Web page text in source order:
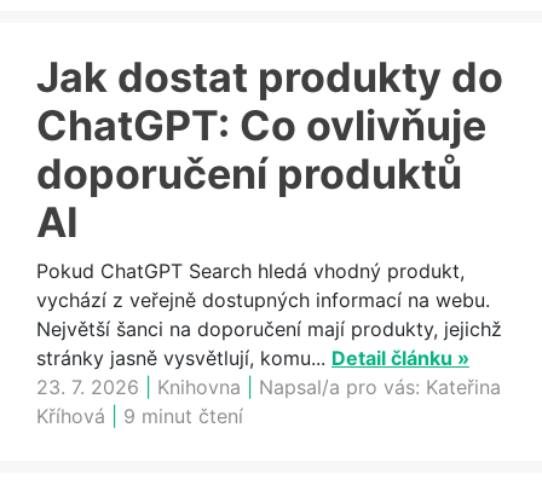
Jak dostat produkty do
ChatGPT: Co ovlivňuje
doporučení produktů
AI
Pokud ChatGPT Search hledá vhodný produkt,
vychází z veřejně dostupných informací na webu.
Největší šanci na doporučení mají produkty, jejichž
stránky jasně vysvětlují, komu... Detail článku »
23. 7. 2026
Knihovna Napsal/a pro vás: Kateřina
Kříhová
9 minut čtení